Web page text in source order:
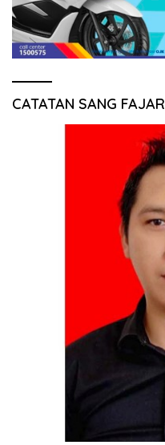
CATATAN SANG FAJAR